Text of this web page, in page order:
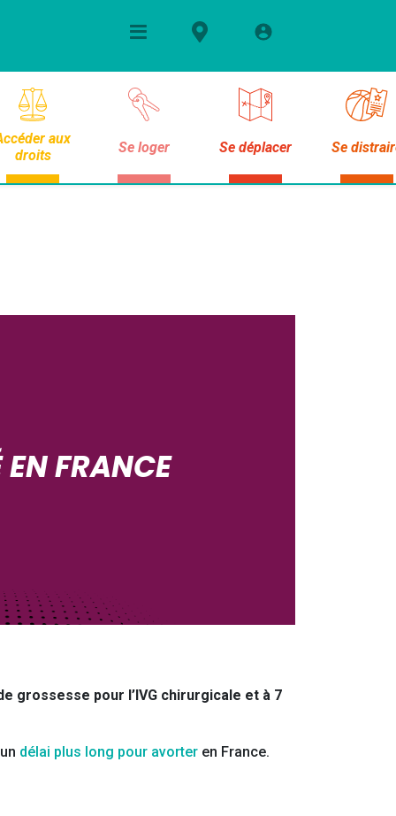
aux
droits
Se loger Se déplacer Se
FRANCE
grossesse pour l’IVG chirurgicale et à 7
délai plus long pour avorter en France.